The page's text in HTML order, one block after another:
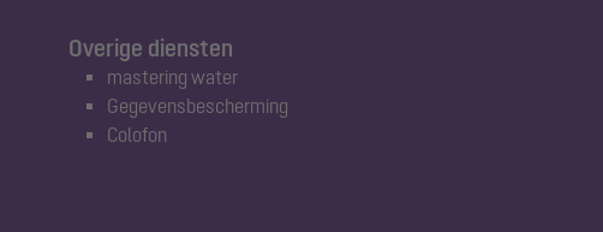
Overige diensten
mastering water
Gegevensbescherming
Colofon